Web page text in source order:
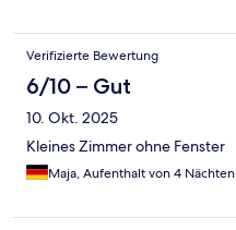
Verifizierte Bewertung
6/10 – Gut
10. Okt. 2025
Kleines Zimmer ohne Fenster
Maja, Aufenthalt von 4 Nächten